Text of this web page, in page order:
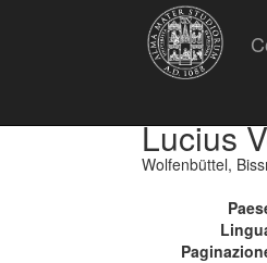
Lucius
Wolfenbüttel,